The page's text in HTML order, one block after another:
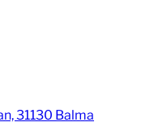
31130 Balma